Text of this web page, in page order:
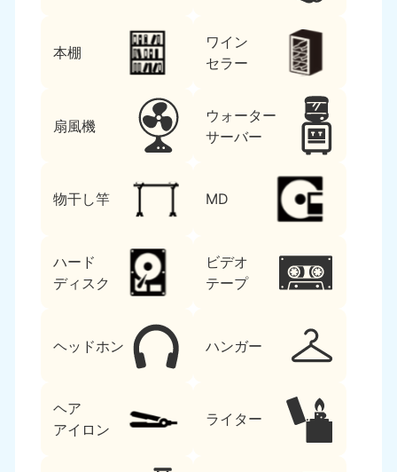
本棚
ワイン
セラー
扇風機
ウォーター
サーバー
物干し竿 MD
ハード
ディスク
ビデオ
テープ
ヘッドホン ハンガー
ヘア
アイロン
ライター